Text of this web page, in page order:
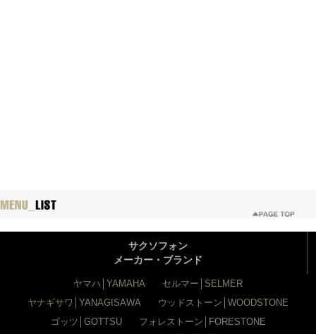
サクソフォン
メーカー・ブランド
ヤマハ│YAMAHA
セルマー│SELMER
ヤナギサワ│YANAGISAWA
ウッドストーン│WOODSTONE
ゴッツ│GOTTSU
フォレストーン│FORESTONE